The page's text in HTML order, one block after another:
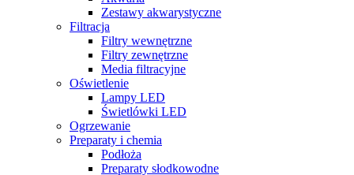
Zestawy akwarystyczne
Filtracja
Filtry wewnętrzne
Filtry zewnętrzne
Media filtracyjne
Oświetlenie
Lampy LED
Świetlówki LED
Ogrzewanie
Preparaty i chemia
Podłoża
Preparaty słodkowodne